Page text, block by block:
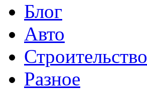
Блог
Авто
Строительство
Разное